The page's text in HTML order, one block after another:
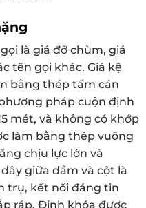
là giá đỡ chùm, giá
tên gọi khác. Giá kệ
bằng thép tấm cán
pháp cuộn định
mét, và không có khớp
làm bằng thép vuông
chịu lực lớn và
giữa dầm và cột là
trụ, kết nối đáng tin
ráp. Đinh khóa được